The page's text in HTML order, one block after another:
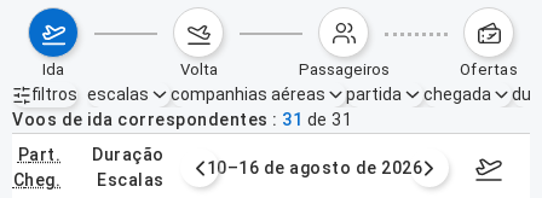
ida volta passageiros ofertas
filtros
Filtros ativos nenhum
escalas companhias aéreas partida chegada
Voos de ida correspondentes
31 de 31
part.
cheg.
duração
escalas
agosto de 2026 10–16 de agosto de 2026 17–23